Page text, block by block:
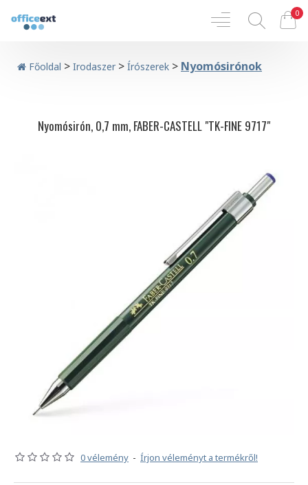
0
Főoldal > Irodaszer> Írószerek > Nyomósirónok
Nyomósirón, 0,7 mm, FABER-CASTELL "TK-FINE 9717"
0 vélemény - Írjon véleményt a termékről!